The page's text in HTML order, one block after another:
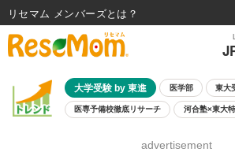
大学受験 by 東進 医学部 東大
医専予備校徹底リサーチ 河合塾×東大
advertisement
リセマム メンバーズ